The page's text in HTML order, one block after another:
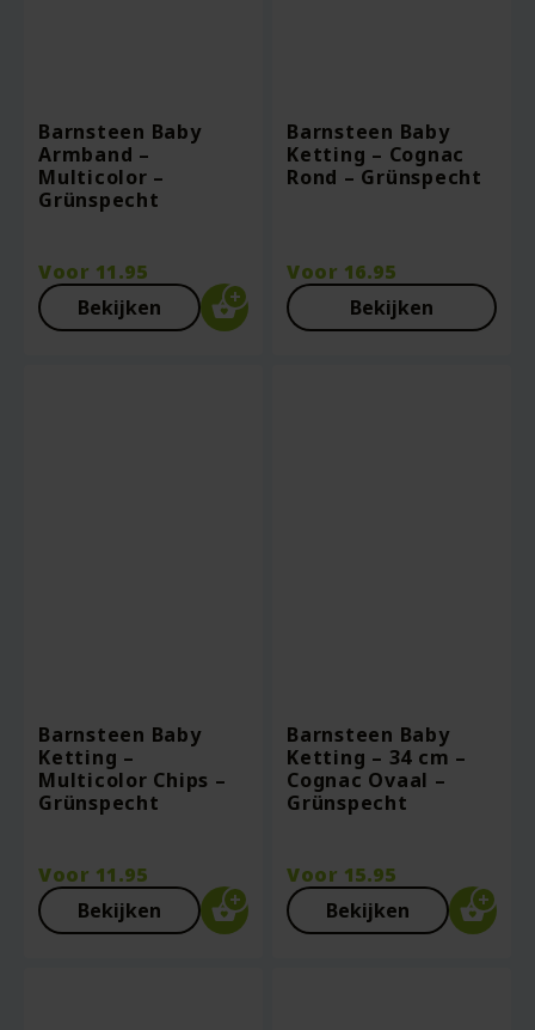
Barnsteen Baby
Armband –
Multicolor –
Grünspecht
Voor 11.95
Bekijken
Barnsteen Baby
Ketting – Cognac
Rond – Grünspecht
Voor 16.95
Bekijken
Barnsteen Baby
Ketting –
Multicolor Chips –
Grünspecht
Voor 11.95
Bekijken
Barnsteen Baby
Ketting – 34 cm –
Cognac Ovaal –
Grünspecht
Voor 15.95
Bekijken